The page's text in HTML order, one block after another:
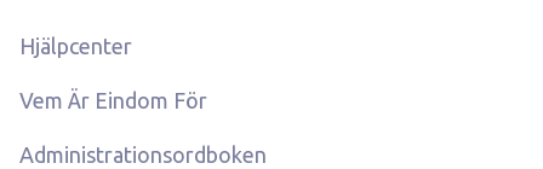
Hjälpcenter
Vem Är Eindom För
Administrationsordboken